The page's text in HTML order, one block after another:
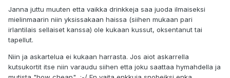
Janna juttu muuten etta vaikka drinkkeja saa juoda ilmaiseksi
mielinmaarin niin yksissakaan haissa (siihen mukaan pari
irlantilais sellaiset kanssa) ole kukaan kussut, oksentanut tai
tapellut.
Niin ja askartelua ei kukaan harrasta. Jos aiot askarrella
kutsukortit itse niin varaudu siihen etta joku saattaa hymahdella ja